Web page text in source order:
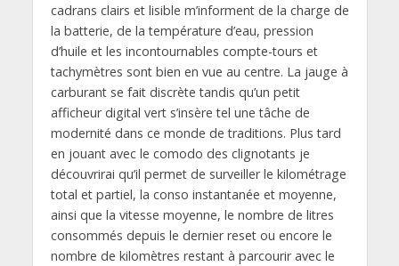
cadrans clairs et lisible m’informent de la charge de
la batterie, de la température d’eau, pression
d’huile et les incontournables compte-tours et
tachymètres sont bien en vue au centre. La jauge à
carburant se fait discrète tandis qu’un petit
afficheur digital vert s’insère tel une tâche de
modernité dans ce monde de traditions. Plus tard
en jouant avec le comodo des clignotants je
découvrirai qu’il permet de surveiller le kilométrage
total et partiel, la conso instantanée et moyenne,
ainsi que la vitesse moyenne, le nombre de litres
consommés depuis le dernier reset ou encore le
nombre de kilomètres restant à parcourir avec le